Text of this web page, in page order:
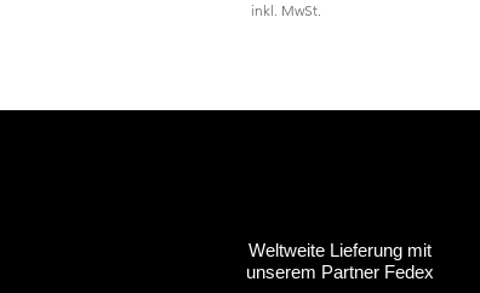
inkl. MwSt.
Schnellansicht
AnpassbarSchnellansicht
AnpassbarSchnellansicht
Anpassbar
Weltweite Lieferung mit
unserem Partner Fedex